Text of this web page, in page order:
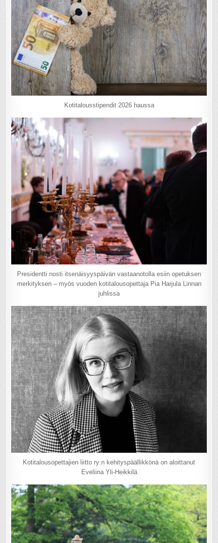
Kotitalousstipendit 2026 haussa
Presidentti nosti itsenäisyyspäivän vastaanotolla esiin opetuksen
merkityksen – myös vuoden kotitalousopettaja Pia Harjula Linnan
juhlissa
Kotitalousopettajien liitto ry:n kehityspäällikkönä on aloittanut
Eveliina Yli-Heikkilä